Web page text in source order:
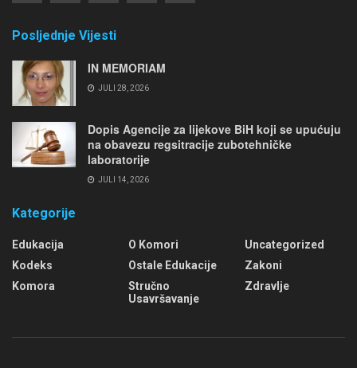
Posljednje Vijesti
IN MEMORIAM
JULI 28, 2026
Dopis Agencije za lijekove BiH koji se upućuju
na obavezu regsitracije zubotehničke
laboratorije
JULI 14, 2026
Kategorije
Edukacija
Kodeks
Komora
O Komori
Ostale Edukacije
Stručno
Usavršavanje
Uncategorized
Zakoni
Zdravlje